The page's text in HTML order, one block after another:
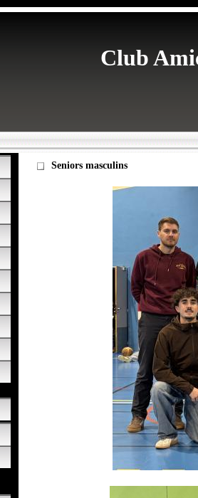
Club
Seniors masculins